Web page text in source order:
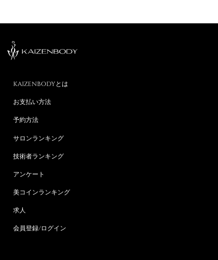
KAIZENBODYとは
お支払い方法
予約方法
サロンランキング
技術者ランキング
アンケート
美コインランキング
求人
会員登録/ログイン